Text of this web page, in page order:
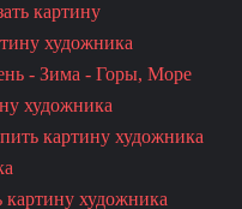
картину
художника
- Зима - Горы, Море
художника
картину художника
художника